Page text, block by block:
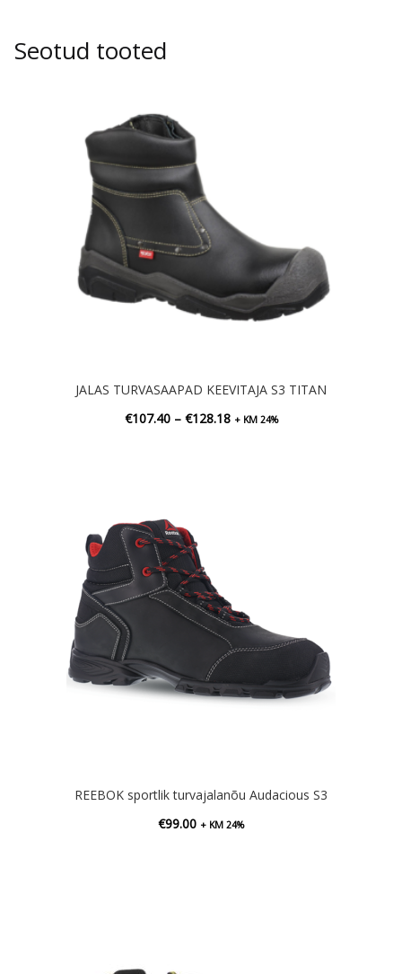
Seotud tooted
JALAS TURVASAAPAD KEEVITAJA S3 TITAN
€107.40 – €128.18Hinnavahemik:
+ KM 24%
REEBOK sportlik turvajalanõu Audacious S3
€99.00 + KM 24%